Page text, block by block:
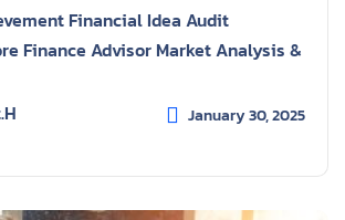
Financial Idea Audit
Finance Advisor Market Analysis &
January 30, 2025